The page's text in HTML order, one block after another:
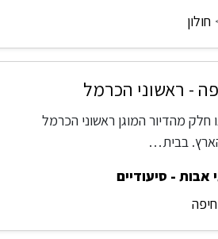
חולון
- ראשוני הכרמל
חלק מהדיור המוגן ראשוני הכרמל
בבית…
אבות - סיעודיים
חיפה